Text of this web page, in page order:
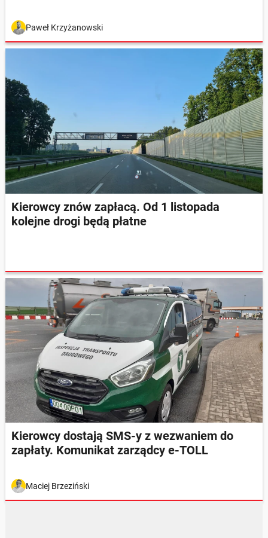
Paweł Krzyżanowski
Kierowcy znów zapłacą. Od 1 listopada
kolejne drogi będą płatne
Kierowcy dostają SMS-y z wezwaniem do
zapłaty. Komunikat zarządcy e-TOLL
Maciej Brzeziński